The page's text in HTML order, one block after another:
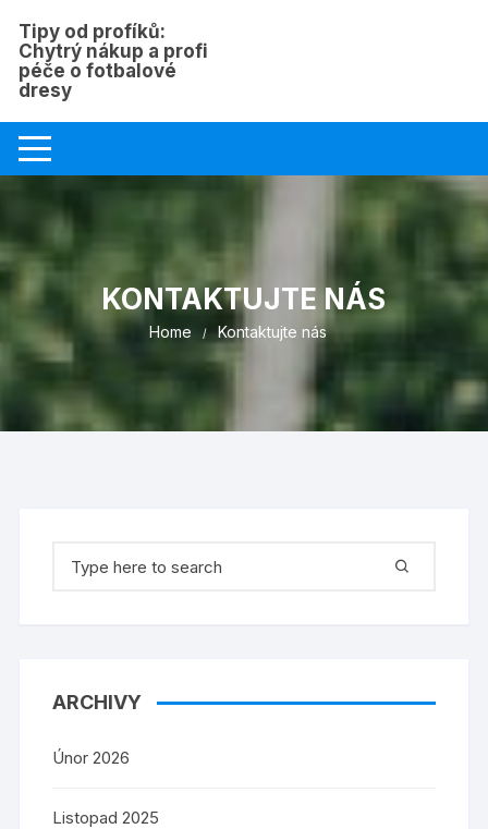
content
Tipy od profíků:
Chytrý nákup a profi
péče o fotbalové
dresy
KONTAKTUJTE NÁS
Home Kontaktujte nás
for:
ARCHIVY
Únor 2026
Listopad 2025